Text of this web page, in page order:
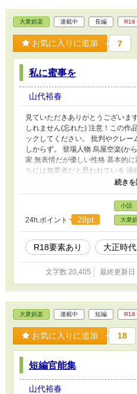
大衆娯楽 連載中 長編 R18
お気に入りに追加 7
私に蜜事を
山代裕春
見ていただきありがとうございま
しれません(忘れた) 注意！この作
ックしてください。 批判やクレ
しからず。 登場人物 烏屋空楽(か
家 無表情だが優しい性格 基本的
ちには無業者だと思われている 遠
のは、餡子ぎっしりのお饅頭、プ
短気な人、酒 木乃壱笠年(きのい
人兼家政婦 短気で寂しがり屋 家
意 姉三人、兄一人がいたが皆不幸
なった過去がある 好きなものは、
お見合い、せっかち野郎、兄 茨
ンチ 空楽が通う喫茶寄り道の店主
くも優しくみんなのお母さん的存
嫌いなものは、夫(先に死んだから)
24h.ポイント 28pt
小説
大衆
R18要素あり 大正時代
文字数 20,405 最終更新
大衆娯楽 連載中 短編 R18
お気に入りに追加 18
短編官能集
山代裕春